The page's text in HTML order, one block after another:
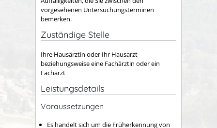
vorgesehenen Untersuchungsterminen
bemerken.
Zuständige Stelle
Ihre Hausärztin oder Ihr Hausarzt
beziehungsweise eine Fachärztin oder ein
Facharzt
Leistungsdetails
Voraussetzungen
Es handelt sich um die Früherkennung von